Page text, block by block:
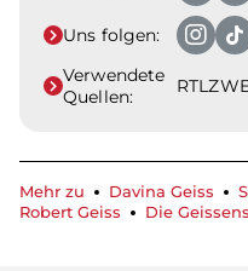
Uns folgen:
Verwendete
Quellen:
Mehr zu Davina Geiss
Robert Geiss
Die Geissens